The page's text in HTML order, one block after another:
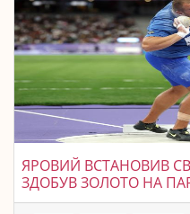
ЯРОВИЙ ВСТАНОВИВ
ЗДОБУВ ЗОЛОТО НА